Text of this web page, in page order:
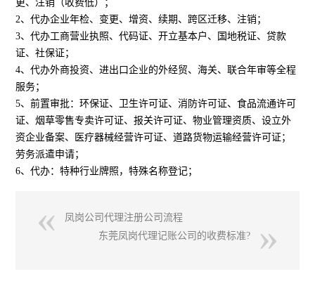
更、注销（收费低）；
2、代办企业年检、变更、增资、续期、跨区迁移、注销；
3、代办工商营业执照、代码证、开立基本户、国地税证、贷款
证、社保证；
4、代办外商投资、进出口企业的外经贸、海关、联合年审等全程
服务；
5、前置审批：环保证、卫生许可证、消防许可证、食品流通许可
证、烟草零售专卖许可证、报关许可证、物业管理资质、设立外
资企业备案、医疗器械经营许可证、道路货物运输经营许可证；
劳务派遣申请；
6、代办：特种行业牌照，特殊名称登记；
凤岗公司代理注册公司流程
东莞凤岗代理记账公司的收费标准?